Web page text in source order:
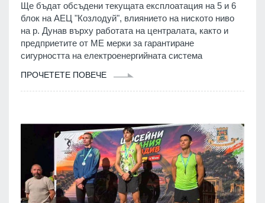
Ще бъдат обсъдени текущата експлоатация на 5 и 6
блок на АЕЦ "Козлодуй", влиянието на ниското ниво
на р. Дунав върху работата на централата, както и
предприетите от МЕ мерки за гарантиране
сигурността на електроенергийната система
ПРОЧЕТЕТЕ ПОВЕЧЕ